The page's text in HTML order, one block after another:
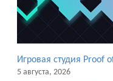
Игровая студия Proof
5 августа, 2026